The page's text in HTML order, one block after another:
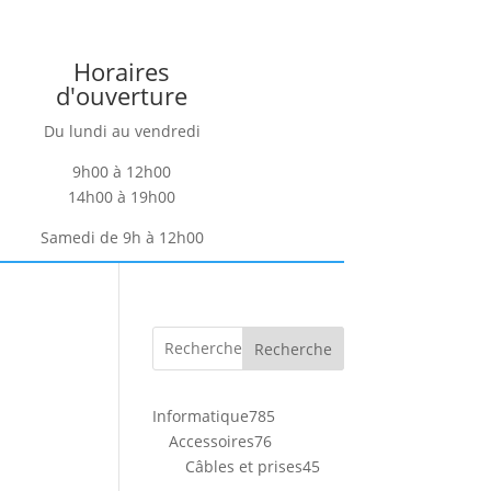
Horaires
d'ouverture
Du lundi au vendredi
9h00 à 12h00
14h00 à 19h00
Samedi de 9h à 12h00
Recherche
Informatique785
Accessoires7676
produits
Câbles et prises45